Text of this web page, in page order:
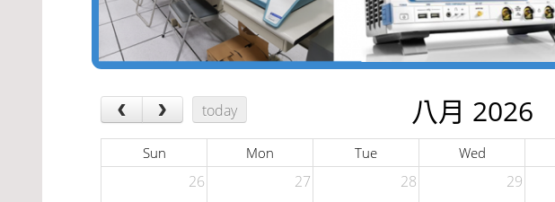
‹ › today 八月 2026
Sun Mon Tue Wed
26 27 28 29